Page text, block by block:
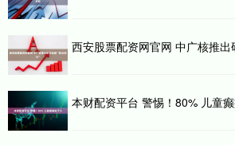
西安股票配资网官网 中广核推出
本财配资平台 警惕！80% 儿童